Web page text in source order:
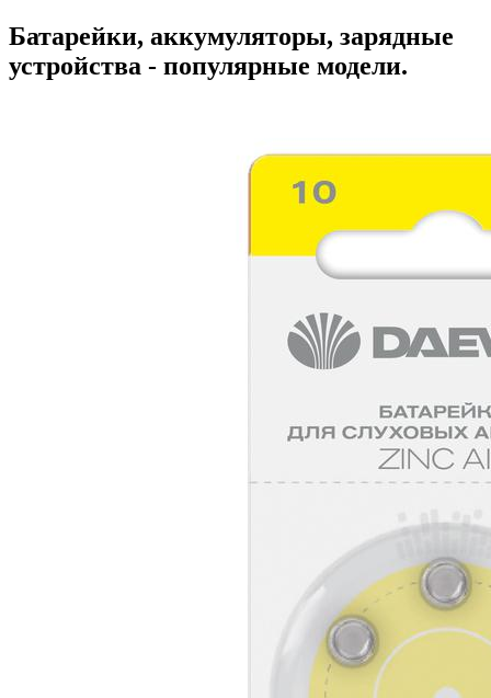
Батарейки, аккумуляторы, зарядные
устройства - популярные модели.